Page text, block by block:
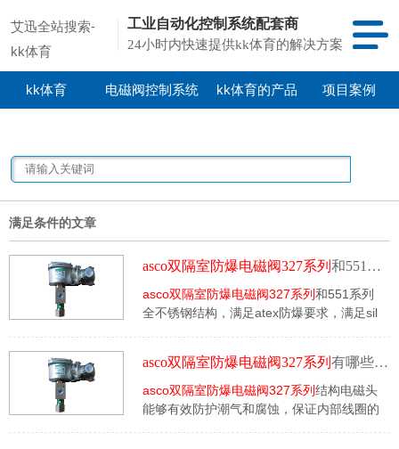
艾迅全站搜索-
kk体育
工业自动化控制系统配套商
24小时内快速提供kk体育的解决方案
kk体育 电磁阀控制系统 kk体育的产品 项目案例
满足条件的文章
asco双隔室防爆电磁阀327系列 和551系列型号有哪些
asco双隔室防爆电磁阀327系列和551系列
全不锈钢结构，满足atex防爆要求，满足sil
wsje8551a321mo等。
asco双隔室防爆电磁阀327系列 有哪些防爆类型型号
asco双隔室防爆电磁阀327系列结构电磁头
能够有效防护潮气和腐蚀，保证内部线圈的